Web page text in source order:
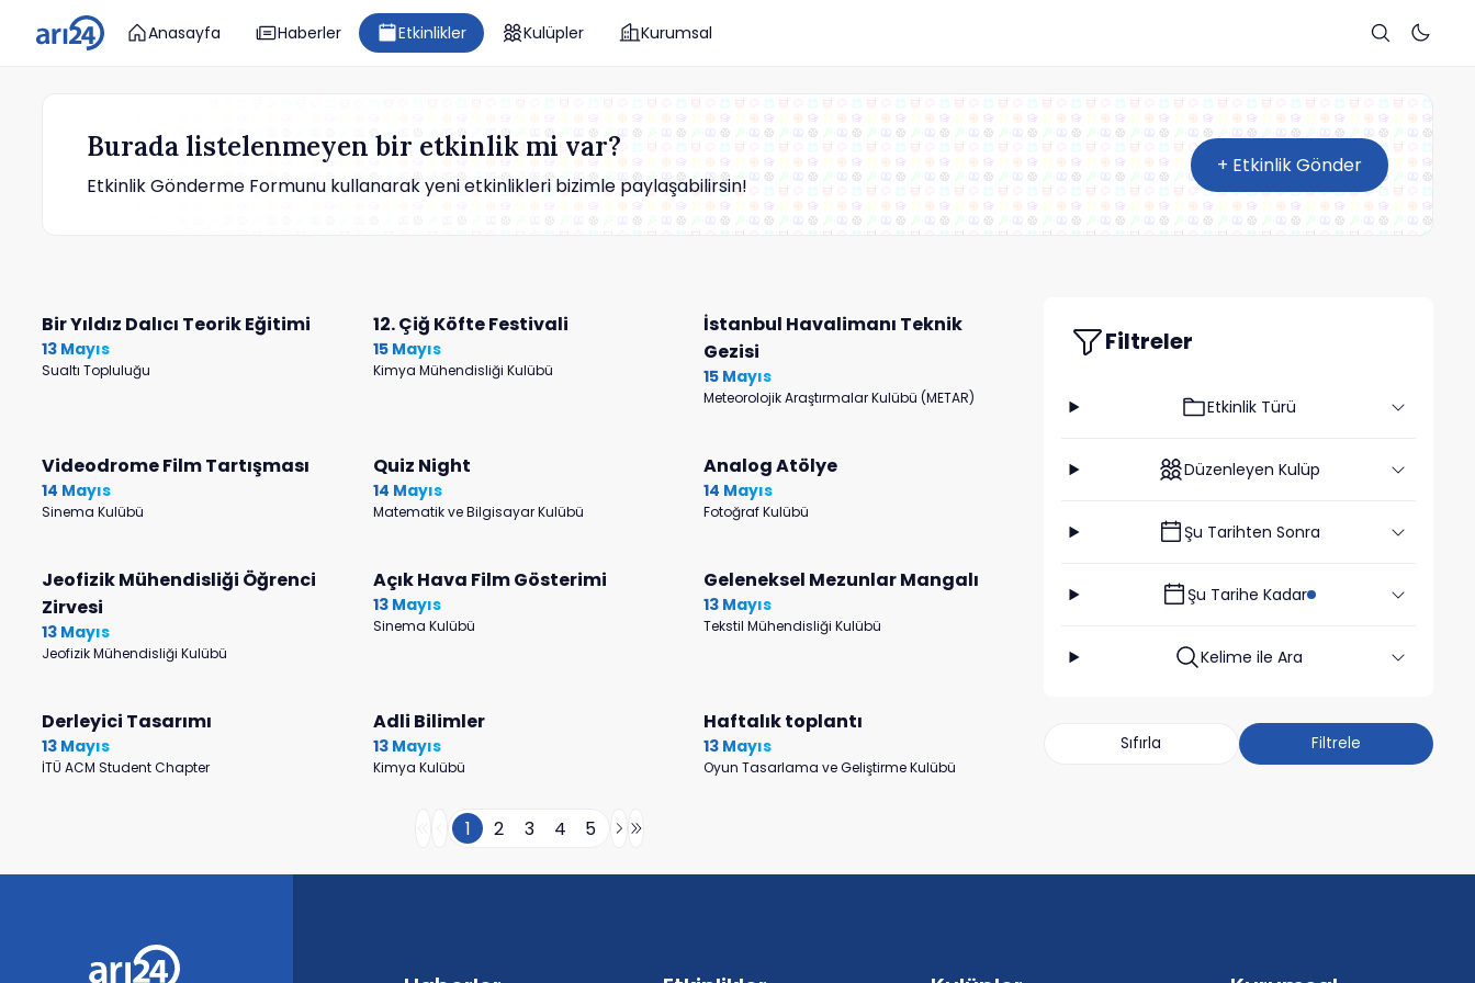
Anasayfa Haberler Etkinlikler Kulüpler Kurumsal
Burada listelenmeyen bir etkinlik mi var?
Etkinlik Gönderme Formunu kullanarak yeni etkinlikleri bizimle paylaşabilirsin!
+ Etkinlik Gönder
Bir Yıldız Dalıcı Teorik Eğitimi
13 Mayıs
Sualtı Topluluğu
12. Çiğ Köfte Festivali
15 Mayıs
Kimya Mühendisliği Kulübü
İstanbul Havalimanı Teknik
Gezisi
15 Mayıs
Meteorolojik Araştırmalar Kulübü (METAR)
Videodrome Film Tartışması
14 Mayıs
Sinema Kulübü
Quiz Night
14 Mayıs
Matematik ve Bilgisayar Kulübü
Analog Atölye
14 Mayıs
Fotoğraf Kulübü
Jeofizik Mühendisliği Öğrenci
Zirvesi
13 Mayıs
Jeofizik Mühendisliği Kulübü
Açık Hava Film Gösterimi
13 Mayıs
Sinema Kulübü
Geleneksel Mezunlar Mangalı
13 Mayıs
Tekstil Mühendisliği Kulübü
Derleyici Tasarımı
13 Mayıs
İTÜ ACM Student Chapter
Adli Bilimler
13 Mayıs
Kimya Kulübü
Haftalık toplantı
13 Mayıs
Oyun Tasarlama ve Geliştirme Kulübü
1 2 3 4 5
Filtreler
Etkinlik Türü
Düzenleyen Kulüp
Şu Tarihten Sonra
Şu Tarihe Kadar
Kelime ile Ara
Sıfırla Filtrele